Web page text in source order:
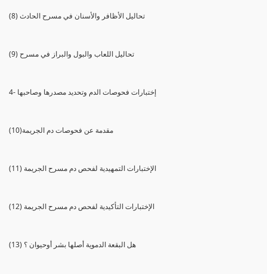
(8) تحاليل الأظافر والأسنان في مسرح الحادث
(9) تحاليل اللعاب والبول والبراز في مسرح
4- إختبارات فحوصات الدم وتحديد مصدرها وصاحبها
(10)مقدمة عن فحوصات دم الجريمة
(11) الإختبارات التمهيدية لفحص دم مسرح الجريمة
(12) الإختبارات التأكيدية لفحص دم مسرح الجريمة
(13) هل البقعة الدموية أصلها بشر أوحيوان ؟